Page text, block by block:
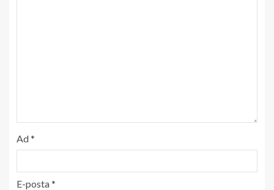
Ad*
E-posta*